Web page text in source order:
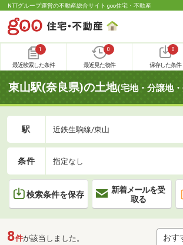
NTTグループ運営の不動産総合サイト goo住宅・不動産
1
最近検索した条件
0
最近見た物件
0
保存した条件
東山駅(奈良県)の土地(宅地・分譲地
駅 近鉄生駒線/東山
条件 指定なし
検索条件を保存
新着メールを受
取る
8件が該当しました。